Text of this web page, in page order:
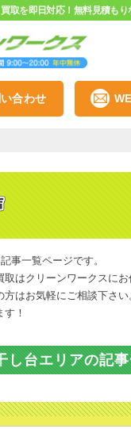
取を即日対応！無料見積もり
合わせ
事一覧ページです。
取はクリーンワークスに
方はお気軽にご相談下さ
！
し台エリアの記